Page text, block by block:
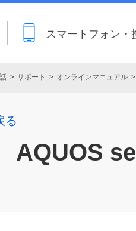
スマートフォン・
サポート オンラインマニュアル
る
AQUOS